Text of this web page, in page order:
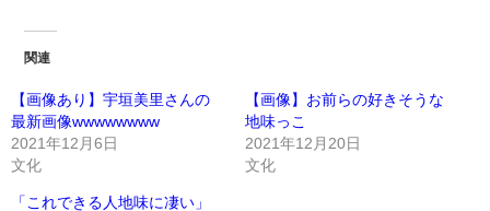
関連
【画像あり】宇垣美里さんの
最新画像wwwwwwww
2021年12月6日
文化
【画像】お前らの好きそうな
地味っこ
2021年12月20日
文化
「これできる人地味に凄い」